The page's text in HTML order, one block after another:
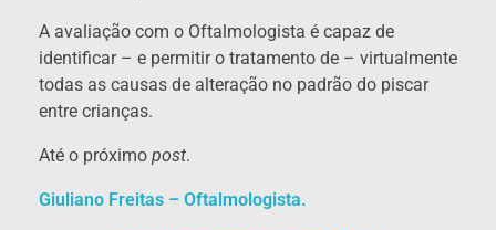
A avaliação com o Oftalmologista é capaz de
identificar – e permitir o tratamento de – virtualmente
todas as causas de alteração no padrão do piscar
entre crianças.
Até o próximo post.
Giuliano Freitas – Oftalmologista.